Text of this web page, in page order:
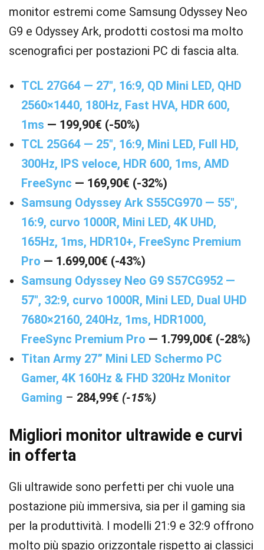
monitor estremi come Samsung Odyssey Neo
G9 e Odyssey Ark, prodotti costosi ma molto
scenografici per postazioni PC di fascia alta.
TCL 27G64 — 27″, 16:9, QD Mini LED, QHD
2560×1440, 180Hz, Fast HVA, HDR 600,
1ms — 199,90€ (-50%)
TCL 25G64 — 25″, 16:9, Mini LED, Full HD,
300Hz, IPS veloce, HDR 600, 1ms, AMD
FreeSync — 169,90€ (-32%)
Samsung Odyssey Ark S55CG970 — 55″,
16:9, curvo 1000R, Mini LED, 4K UHD,
165Hz, 1ms, HDR10+, FreeSync Premium
Pro — 1.699,00€ (-43%)
Samsung Odyssey Neo G9 S57CG952 —
57″, 32:9, curvo 1000R, Mini LED, Dual UHD
7680×2160, 240Hz, 1ms, HDR1000,
FreeSync Premium Pro — 1.799,00€ (-28%)
Titan Army 27” Mini LED Schermo PC
Gamer, 4K 160Hz & FHD 320Hz Monitor
Gaming – 284,99€ (-15%)
Migliori monitor ultrawide e curvi
in offerta
Gli ultrawide sono perfetti per chi vuole una
postazione più immersiva, sia per il gaming sia
per la produttività. I modelli 21:9 e 32:9 offrono
molto più spazio orizzontale rispetto ai classici